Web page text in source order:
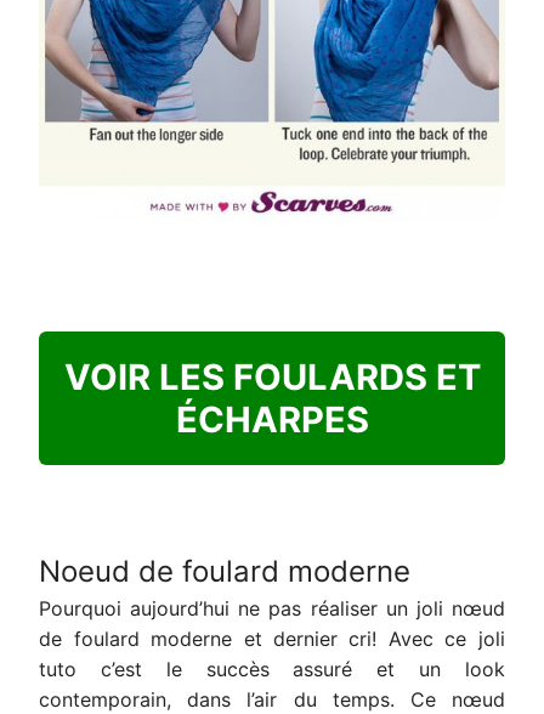
VOIR LES FOULARDS ET
ÉCHARPES
Noeud de foulard moderne
Pourquoi aujourd’hui ne pas réaliser un joli nœud
de foulard moderne et dernier cri! Avec ce joli
tuto c’est le succès assuré et un look
contemporain, dans l’air du temps. Ce nœud